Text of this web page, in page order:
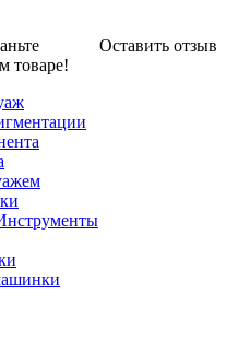
Оставить отзыв
товаре!